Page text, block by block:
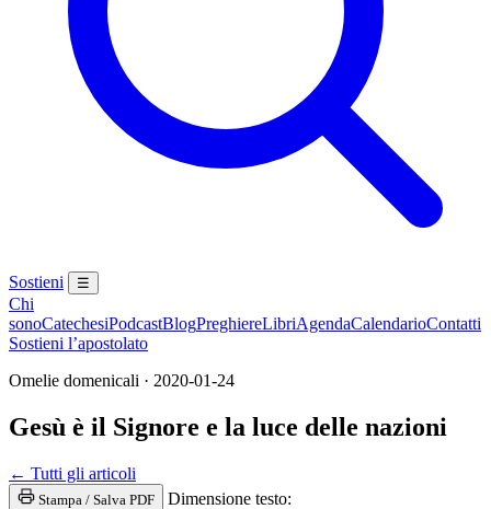
Sostieni ☰
Chi
sonoCatechesiPodcastBlogPreghiereLibriAgendaCalendarioContatti
Sostieni l’apostolato
Omelie domenicali · 2020-01-24
Gesù è il Signore e la luce delle nazioni
← Tutti gli articoli
Stampa / Salva PDF Dimensione testo: